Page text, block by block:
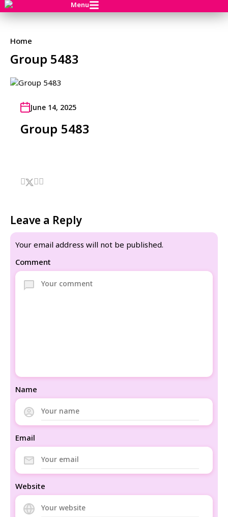
Menu
Home
Group 5483
June 14, 2025
Group 5483
Leave a Reply
Your email address will not be published.
Comment
Name
Email
Website